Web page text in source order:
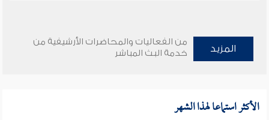
المزيد
من الفعاليات والمحاضرات الأرشيفية من
خدمة البث المباشر
الأكثر استماعا لهذا الشهر